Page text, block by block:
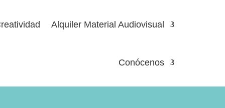
Alquiler Material Audiovisual
Conócenos